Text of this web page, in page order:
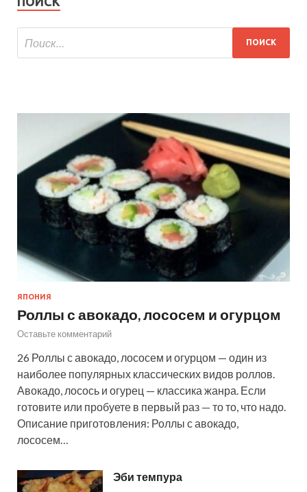
ЯПОНИЯ
Роллы с авокадо, лососем и огурцом
Оставьте комментарий
26 Роллы с авокадо, лососем и огурцом — один из
наиболее популярных классических видов роллов.
Авокадо, лосось и огурец — классика жанра. Если
готовите или пробуете в первый раз — то то, что надо.
Описание приготовления: Роллы с авокадо,
лососем…
Эби темпура